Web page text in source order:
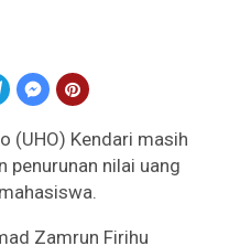
(UHO) Kendari masih
penurunan nilai uang
Zamrun Firihu